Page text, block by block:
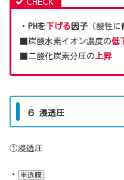
・ PHを下げる因子（酸性に
■炭酸水素イオン濃度の低
■二酸化炭素分圧の 上昇
６ 浸透圧
①浸透圧
・ 半透膜